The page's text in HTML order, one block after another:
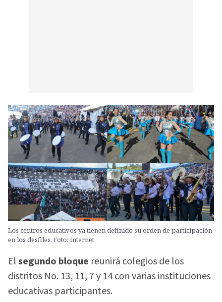
Los centros educativos ya tienen definido su orden de participación
en los desfiles. Foto: Internet
Elsegundo bloque reunirá colegios de los
distritos No. 13, 11, 7 y 14 con varias instituciones
educativas participantes.